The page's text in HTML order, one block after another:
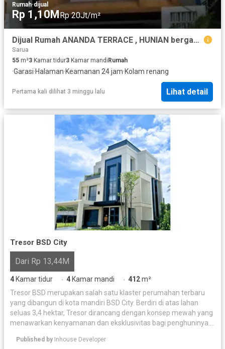
Rumah·dijual
Rp 1,10MRp 20Jt/m²
Dijual Rumah ANANDA TERRACE , HUNIAN bergaya RESORT dengan DP 0% Tangerang Selatan
Sarua
55 m²3 Kamar tidur3 Kamar mandiRumah
·Garasi·Halaman·Keamanan 24 jam·Kolam renang
Pertama kali dilihat 3 minggu lalu Lihat detail
Tresor BSD City
Dari Rp 13,44M
4 Kamar tidur · 4 Kamar mandi · 412m²
Tresor BSD merupakan salah satu klaster perumahan terbaru
yang dibangun di kota mandiri BSD City. Berdiri di atas lahan
seluas 3,4 hektar, Tresor dirancang dengan konsep mewah yang
menawarkan kenyamanan dan eksklusivitas bagi penghuninya.
dan Montez, yang masing-masing dirancang dengan arsitektur
Published by Inhouse Developer